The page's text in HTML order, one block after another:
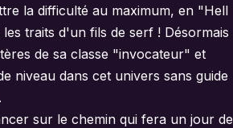
la difficulté au maximum, en "Hell
traits d'un fils de serf ! Désormais
de sa classe "invocateur" et
niveau dans cet univers sans guide
sur le chemin qui fera un jour de